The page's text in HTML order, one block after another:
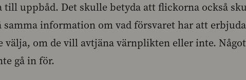
uppbåd. Det skulle betyda att flickorna också
samma information om vad försvaret har att
välja, om de vill avtjäna värnplikten eller inte.
gå in för.